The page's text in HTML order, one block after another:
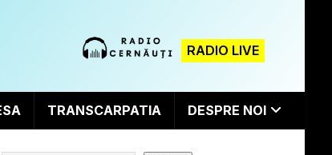
RADIO LIVE
TRANSCARPATIA DESPRE NOI